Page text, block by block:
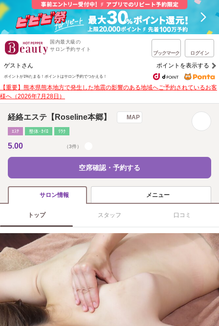
国内最大級の
サロン予約サイト
ブックマーク ログイン
ゲストさん ポイントを表示する
ポイントが1%たまる！ ポイントはサロン予約でつかえる！
【重要】熊本県熊本地方で発生した地震の影響のある地域へご予約されているお客
様へ（2026年7月28日）
経絡エステ【Roseline本郷】 MAP
ｴｽﾃ 整体･ｶｲﾛ ﾘﾗｸ
5.00 （3件）
空席確認・予約する
サロン情報 メニュー
トップ スタッフ 口コミ